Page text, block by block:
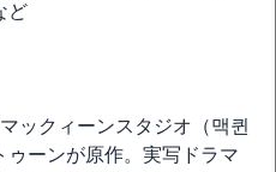
ど
ックィーンスタジオ（맥퀸
ーンが原作。実写ドラマ